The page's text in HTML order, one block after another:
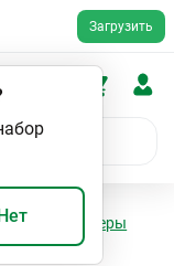
Загрузить
Маркеры
сферы